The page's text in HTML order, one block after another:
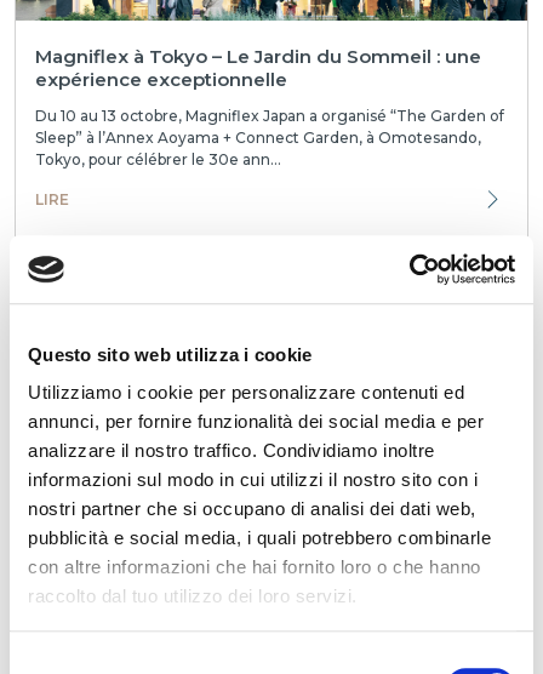
Questo sito web utilizza i cookie
Utilizziamo i cookie per personalizzare contenuti ed
annunci, per fornire funzionalità dei social media e per
analizzare il nostro traffico. Condividiamo inoltre
informazioni sul modo in cui utilizzi il nostro sito con i
nostri partner che si occupano di analisi dei dati web,
pubblicità e social media, i quali potrebbero combinarle
con altre informazioni che hai fornito loro o che hanno
raccolto dal tuo utilizzo dei loro servizi.
Magniflex à Tokyo – Le Jardin du Sommeil : une
expérience exceptionnelle
Du 10 au 13 octobre, Magniflex Japan a organisé “The Garden of
Sleep” à l’Annex Aoyama + Connect Garden, à Omotesando,
Tokyo, pour célébrer le 30e ann...
LIRE
Magniflex République Tchèque présente le
nouveau MagniStretch® Sport 9 : une célébration
du sommeil, de l’innovation et du design italien
Le samedi 27 septembre, Magniflex République Tchèque a
organisé un événement exclusif à Libčice nad Vltavou pour